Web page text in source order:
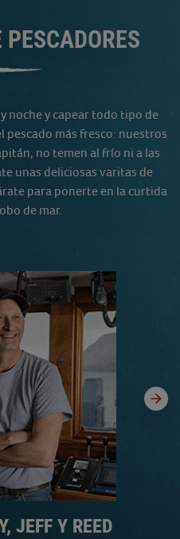
noche y capear todo tipo de
pescado más fresco: nuestros
no temen al frío ni a las
unas deliciosas varitas de
para ponerte en la curtida
de mar.
JEFF Y REED